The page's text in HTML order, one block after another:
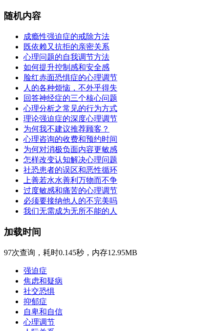
随机内容
成瘾性强迫症的戒除方法
既依赖又抗拒的亲密关系
心理问题的自我调节方法
如何提升控制感和安全感
脸红赤面恐惧症的心理调节
人的各种烦恼，不外乎得失
回答神经症的三个核心问题
心理分析之常见的行为方式
理论强迫症的深度心理调节
为何我不建议推荐顾客？
心理咨询的收费和预约时间
为何对消极负面内容更敏感
怎样改变认知解决心理问题
社恐患者的误区和恶性循环
上善若水水善利万物而不争
过度敏感和痛苦的心理调节
必须要接纳他人的不完美吗
我们无需成为无所不能的人
加载时间
97次查询，耗时0.145秒，内存12.95MB
强迫症
焦虑和疑病
社交恐惧
抑郁症
自卑和自信
心理调节